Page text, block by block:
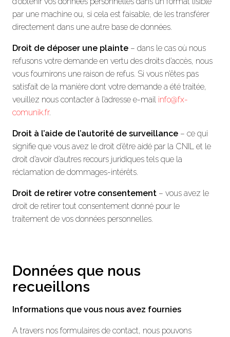
par une machine ou, si cela est faisable, de les transférer
directement dans une autre base de données.
Droit de déposer une plainte – dans le cas où nous
refusons votre demande en vertu des droits d’accès, nous
vous fournirons une raison de refus. Si vous n’êtes pas
satisfait de la manière dont votre demande a été traitée,
veuillez nous contacter à l’adresse e-mail info@fx-
comunik.fr.
Droit à l’aide de l’autorité de surveillance – ce qui
signifie que vous avez le droit d’être aidé par la CNIL et le
droit d’avoir d’autres recours juridiques tels que la
réclamation de dommages-intérêts.
Droit de retirer votre consentement – vous avez le
droit de retirer tout consentement donné pour le
traitement de vos données personnelles.
Données que nous
recueillons
Informations que vous nous avez fournies
A travers nos formulaires de contact, nous pouvons